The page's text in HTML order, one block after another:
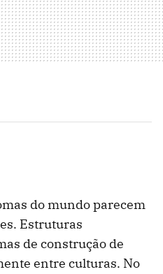
do mundo parecem
Estruturas
de construção de
entre culturas. No